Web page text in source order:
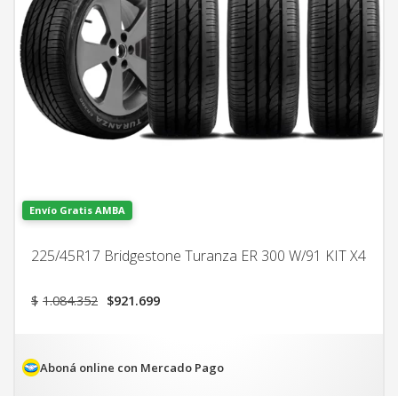
Envío Gratis AMBA
225/45R17 Bridgestone Turanza ER 300 W/91 KIT X4
$ 1.084.352 El
$1.084.352.
$921.699El
$921.699.
Aboná online con Mercado Pago